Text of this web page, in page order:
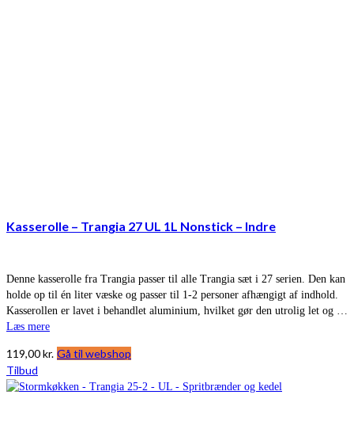
Kasserolle – Trangia 27 UL 1L Nonstick – Indre
Denne kasserolle fra Trangia passer til alle Trangia sæt i 27 serien. Den kan
holde op til én liter væske og passer til 1-2 personer afhængigt af indhold.
Kasserollen er lavet i behandlet aluminium, hvilket gør den utrolig let og …
Læs mere
119,00kr. Gå til webshop
Tilbud